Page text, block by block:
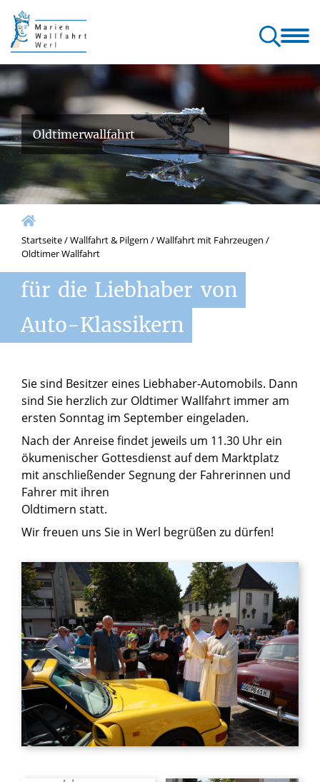
Wallfahrt
& Pilgern
& Seelsorge
der Wallfahrt& Service
Oldtimerwallfahrt
Startseite/Wallfahrt & Pilgern /Wallfahrt mit Fahrzeugen /
Oldtimer Wallfahrt
für die Liebhaber von
Auto-Klassikern
Sie sind Besitzer eines Liebhaber-Automobils. Dann
sind Sie herzlich zur Oldtimer Wallfahrt immer am
ersten Sonntag im September eingeladen.
Nach der Anreise findet jeweils um 11.30 Uhr ein
ökumenischer Gottesdienst auf dem Marktplatz
mit anschließender Segnung der Fahrerinnen und
Fahrer mit ihren
Oldtimern statt.
Wir freuen uns Sie in Werl begrüßen zu dürfen!